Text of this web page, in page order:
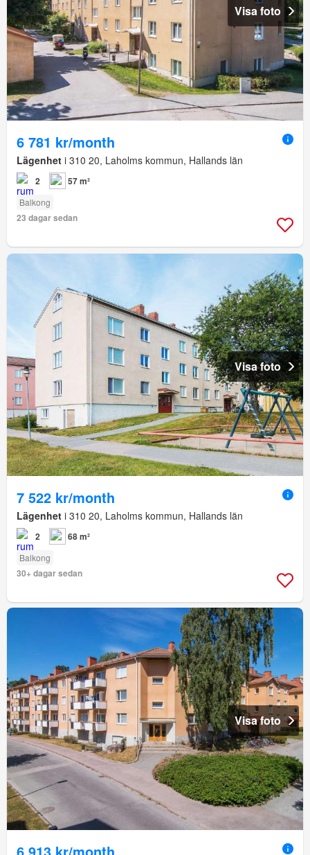
Visa foto
6 781 kr/month
Lägenhet i 310 20, Laholms kommun, Hallands län
2 57 m²
Balkong
23 dagar sedan
Visa foto
7 522 kr/month
Lägenhet i 310 20, Laholms kommun, Hallands län
2 68 m²
Balkong
30+ dagar sedan
Visa foto